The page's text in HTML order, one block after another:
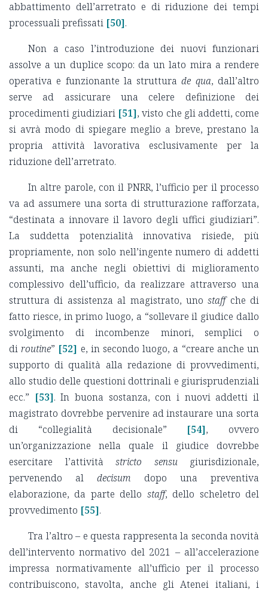
abbattimento dell’arretrato e di riduzione dei tempi
processuali prefissati [50].
Non a caso l’introduzione dei nuovi funzionari
assolve a un duplice scopo: da un lato mira a rendere
operativa e funzionante la strutturade qua, dall’altro
serve ad assicurare una celere definizione dei
procedimenti giudiziari [51], visto che gli addetti, come
si avrà modo di spiegare meglio a breve, prestano la
propria attività lavorativa esclusivamente per la
riduzione dell’arretrato.
In altre parole, con il PNRR, l’ufficio per il processo
va ad assumere una sorta di strutturazione rafforzata,
“destinata a innovare il lavoro degli uffici giudiziari”.
La suddetta potenzialità innovativa risiede, più
propriamente, non solo nell’ingente numero di addetti
assunti, ma anche negli obiettivi di miglioramento
complessivo dell’ufficio, da realizzare attraverso una
struttura di assistenza al magistrato, unostaffche di
fatto riesce, in primo luogo, a “sollevare il giudice dallo
svolgimento di incombenze minori, semplici o
diroutine” [52] e, in secondo luogo, a “creare anche un
supporto di qualità alla redazione di provvedimenti,
allo studio delle questioni dottrinali e giurisprudenziali
ecc.” [53]. In buona sostanza, con i nuovi addetti il
magistrato dovrebbe pervenire ad instaurare una sorta
di “collegialità decisionale”
[54], ovvero
un’organizzazione nella quale il giudice dovrebbe
esercitare l’attività stricto sensu giurisdizionale,
pervenendo al decisum dopo una preventiva
elaborazione, da parte dello staff, dello scheletro del
provvedimento [55].
Tra l’altro – e questa rappresenta la seconda novità
dell’intervento normativo del 2021 – all’accelerazione
impressa normativamente all’ufficio per il processo
contribuiscono, stavolta, anche gli Atenei italiani, i